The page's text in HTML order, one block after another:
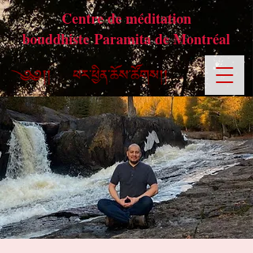
Centre de méditation
bouddhiste Paramita de Montréal